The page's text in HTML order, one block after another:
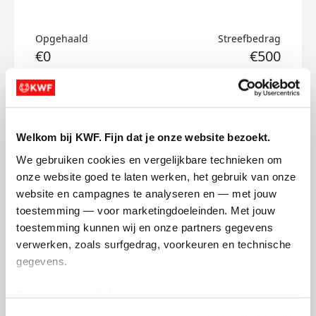
Welkom bij KWF. Fijn dat je onze website bezoekt.
We gebruiken cookies en vergelijkbare technieken om
onze website goed te laten werken, het gebruik van onze
website en campagnes te analyseren en — met jouw
toestemming — voor marketingdoeleinden. Met jouw
toestemming kunnen wij en onze partners gegevens
verwerken, zoals surfgedrag, voorkeuren en technische
gegevens.
Opgehaald
€0
Streefbedrag
€500
Doneer
Anthony's badges